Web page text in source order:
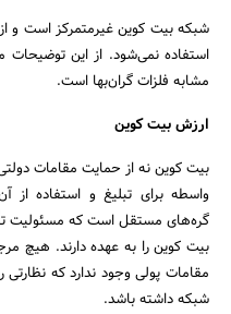
شبکه بیت کوین غیرمتمرکز است و
استفاده نمی‌شود. از این توضیحات
مشابه فلزات گران‌بها است.
ارزش بیت کوین
بیت کوین نه از حمایت مقامات
واسطه برای تبلیغ و استفاده
گره‌های مستقل است که مسئولیت
بیت کوین را به عهده دارند. هیچ
مقامات پولی وجود ندارد که
شبکه داشته باشد.